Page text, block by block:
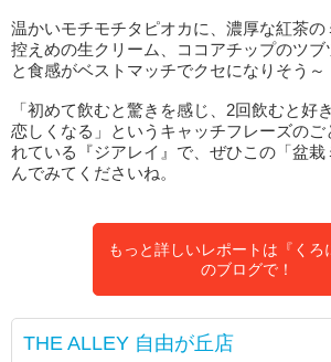
温かいモチモチタピオカに、濃厚な紅茶の
控えめの生クリーム、ココアチップのツ
と食感がベストマッチでクセになりそう～
「初めて飲むと驚きを感じ、2回飲むと好
恋しくなる」というキャッチフレーズのご
れている『ジアレイ』で、ぜひこの「盆
んでみてくださいね。
もっと詳しいレポートは『くろ
のブログで！
THE ALLEY 自由が丘店